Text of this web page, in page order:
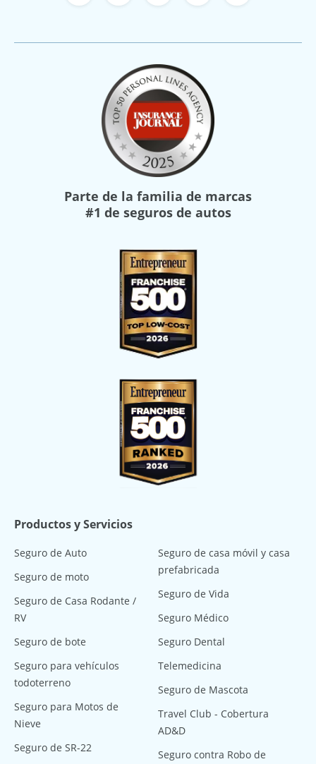
Parte de la familia de marcas
#1 de seguros de autos
Productos y Servicios
Seguro de Auto
Seguro de moto
Seguro de Casa Rodante /
RV
Seguro de bote
Seguro para vehículos
todoterreno
Seguro para Motos de
Nieve
Seguro de SR-22
Seguro de casa móvil y casa
prefabricada
Seguro de Vida
Seguro Médico
Seguro Dental
Telemedicina
Seguro de Mascota
Travel Club - Cobertura
AD&D
Seguro contra Robo de